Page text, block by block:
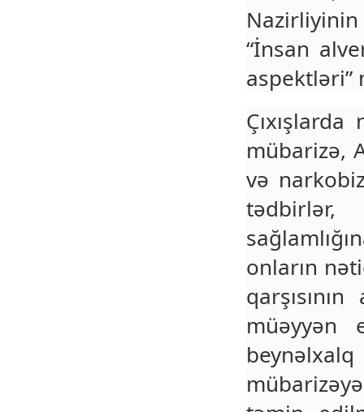
“İnsan
aspektləri”
mübarizə,
və
tədbirlər,
onların
müəyyən